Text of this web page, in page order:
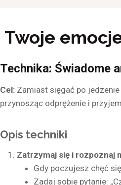
Twoje
Technika: Świadome
Cel: Zamiast sięgać po
przynosząc odprężenie i
Opis techniki
Zatrzymaj się i rozpoznaj
Gdy poczujesz chęć
Zadaj sobie pytanie: